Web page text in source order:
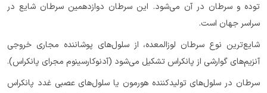
توده و سرطان در آن می‌شود. این سرطان دوازدهمین سرطان شایع در
سراسر جهان است.
شایع‌ترین نوع سرطان لوزالمعده، از سلول‌های پوشاننده مجاری خروجی
آنزیم‌های گوارشی از پانکراس تشکیل می‌شود (آدنوکارسینوم مجرای پانکراس).
سرطان در سلول‌های تولیدکننده هورمون یا سلول‌های عصبی غدد پانکراس